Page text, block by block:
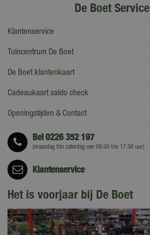
De Boet Service
Klantenservice
Tuincentrum De Boet
De Boet klantenkaart
Cadeaukaart saldo check
Openingstijden & Contact
Bel0226 352 197
(maandag t/m zaterdag van 09.00 t/m 17.00 uur)
Klantenservice
Het is voorjaar bij De Boet